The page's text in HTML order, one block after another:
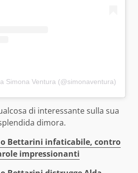
Simona Ventura (@simonaventura)
di interessante sulla sua
dimora.
Bettarini infaticabile, contro
impressionanti